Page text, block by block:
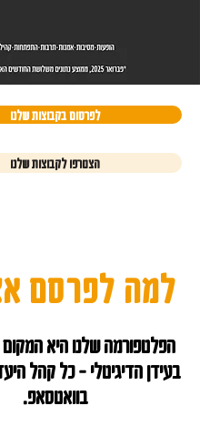
לפרסום בקבוצות שלנו
הצטרפו לקבוצות שלנו
למה לפרסם
הפלטפורמה שלנו היא המקום
בעידן הדיגיטלי – כל קהל
בוואטסאפ.